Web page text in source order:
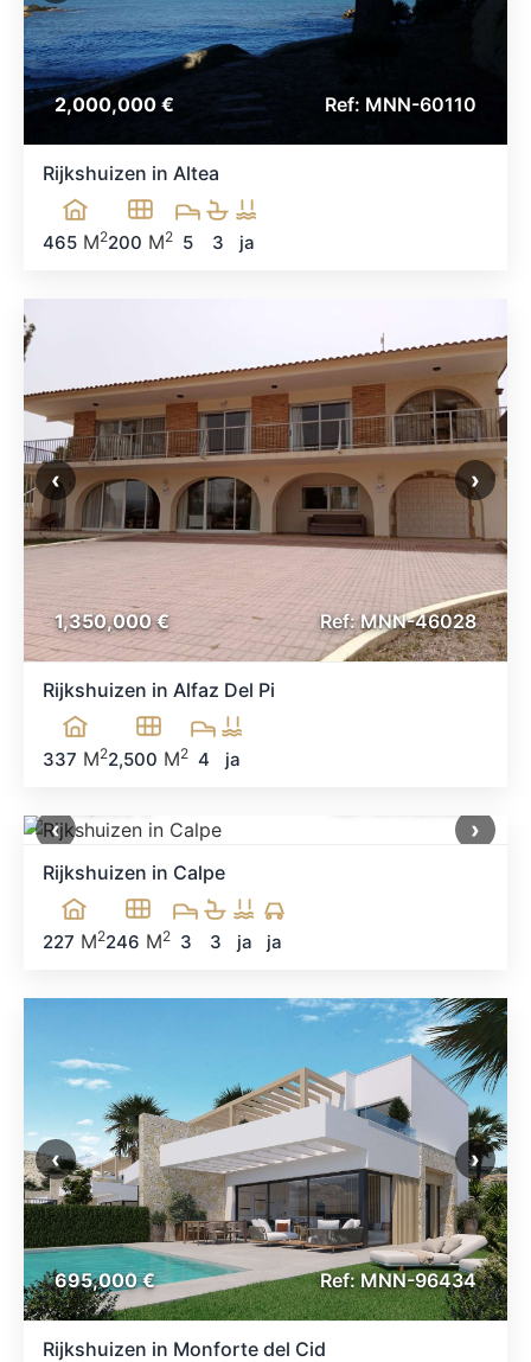
2,000,000 € Ref: MNN-60110
Rijkshuizen in Altea
465 M2200 M2 5 3 ja
1,350,000 € Ref: MNN-46028
‹ ›
Rijkshuizen in Alfaz Del Pi
337 M22,500 M2 4 ja
‹ ›
Rijkshuizen in Calpe
227 M2246 M2 3 3 ja ja
695,000 € Ref: MNN-96434
‹ ›
Rijkshuizen in Monforte del Cid